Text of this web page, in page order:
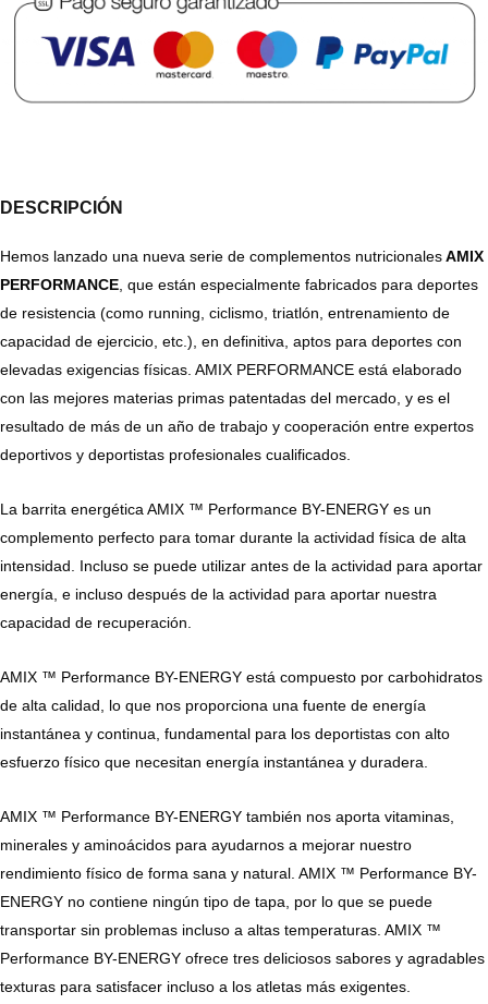
DESCRIPCIÓN
Hemos lanzado una nueva serie de complementos nutricionalesAMIX
PERFORMANCE , que están especialmente fabricados para deportes
de resistencia (como running, ciclismo, triatlón, entrenamiento de
capacidad de ejercicio, etc.), en definitiva, aptos para deportes con
elevadas exigencias físicas. AMIX PERFORMANCE está elaborado
con las mejores materias primas patentadas del mercado, y es el
resultado de más de un año de trabajo y cooperación entre expertos
deportivos y deportistas profesionales cualificados.
La barrita energética AMIX ™ Performance BY-ENERGY es un
complemento perfecto para tomar durante la actividad física de alta
intensidad. Incluso se puede utilizar antes de la actividad para aportar
energía, e incluso después de la actividad para aportar nuestra
capacidad de recuperación.
AMIX ™ Performance BY-ENERGY está compuesto por carbohidratos
de alta calidad, lo que nos proporciona una fuente de energía
instantánea y continua, fundamental para los deportistas con alto
esfuerzo físico que necesitan energía instantánea y duradera.
AMIX ™ Performance BY-ENERGY también nos aporta vitaminas,
minerales y aminoácidos para ayudarnos a mejorar nuestro
rendimiento físico de forma sana y natural. AMIX ™ Performance BY-
ENERGY no contiene ningún tipo de tapa, por lo que se puede
transportar sin problemas incluso a altas temperaturas. AMIX ™
Performance BY-ENERGY ofrece tres deliciosos sabores y agradables
texturas para satisfacer incluso a los atletas más exigentes.